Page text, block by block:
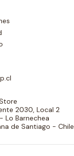
2030, Local 2
Lo Barnechea
de Santiago - Chile